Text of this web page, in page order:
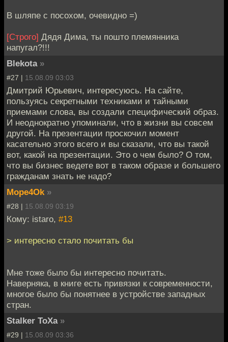
В шляпе с посохом, очевидно =)
[Строго] Дядя Дима, ты пошто племянника
напугал?!!!
Blekota »
#27 | 15.08.09 03:03
Дмитрий Юрьевич, интересуюсь. На сайте,
пользуясь секретными техниками и тайными
приемами слова, вы создали специфический образ.
И неоднократно упоминали, что в жизни вы совсем
другой. На презентации проскочил момент
касательно этого всего и вы сказали, что вы такой
вот, какой на презентации. Это о чем было? О том,
что вы бизнес ведете вот в таком образе и большего
гражданам знать не надо?
Mope4Ok »
#28 | 15.08.09 03:19
Кому: istaro, #13
> интересно стало почитать бы
Мне тоже было бы интересно почитать.
Наверняка, в книге есть привязки к современности,
многое было бы понятнее в устройстве западных
стран.
Stalker ToXa »
#29 | 15.08.09 03:36